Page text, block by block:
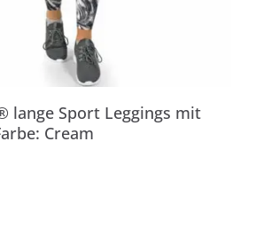
lange Sport Leggings mit
Cream